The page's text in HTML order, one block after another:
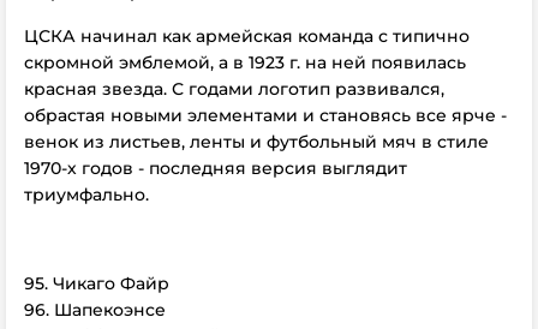
ЦСКА начинал как армейская команда с типично
скромной эмблемой, а в 1923 г. на ней появилась
красная звезда. С годами логотип развивался,
обрастая новыми элементами и становясь все ярче -
венок из листьев, ленты и футбольный мяч в стиле
1970-х годов - последняя версия выглядит
триумфально.
95. Чикаго Файр
96. Шапекоэнсе